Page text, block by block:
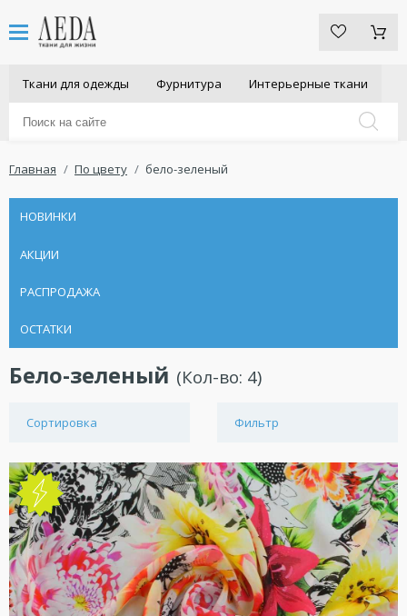
Ткани для одежды Фурнитура Интерьерные ткани
Главная По цвету бело-зеленый
НОВИНКИ
АКЦИИ
РАСПРОДАЖА
ОСТАТКИ
Бело-зеленый (Кол-во: 4)
Сортировка Фильтр
NEW